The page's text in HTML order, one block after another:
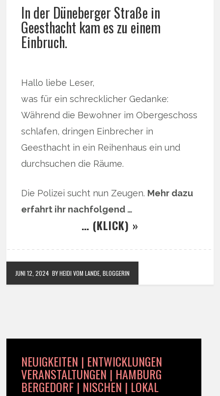
In der Düneberger Straße in
Geesthacht kam es zu einem
Einbruch.
Hallo liebe Leser,
was für ein schrecklicher Gedanke:
Während die Bewohner im Obergeschoss
schlafen, dringen Einbrecher in
Geesthacht in ein Reihenhaus ein und
durchsuchen die Räume.
Die Polizei sucht nun Zeugen. Mehr dazu
erfahrt ihr nachfolgend …
… (KLICK) »
JUNI 12, 2024 BY HEIDI VOM LANDE, BLOGGERIN
NEUIGKEITEN | ENTWICKLUNGEN
VERANSTALTUNGEN | HAMBURG
BERGEDORF | NISCHEN | LOKAL